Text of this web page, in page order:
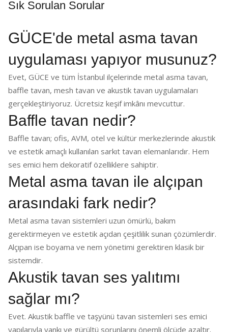
Sık Sorulan Sorular
GÜCE'de metal asma tavan
uygulaması yapıyor musunuz?
Evet, GÜCE ve tüm İstanbul ilçelerinde metal asma tavan,
baffle tavan, mesh tavan ve akustik tavan uygulamaları
gerçekleştiriyoruz. Ücretsiz keşif imkânı mevcuttur.
Baffle tavan nedir?
Baffle tavan; ofis, AVM, otel ve kültür merkezlerinde akustik
ve estetik amaçlı kullanılan sarkıt tavan elemanlarıdır. Hem
ses emici hem dekoratif özelliklere sahiptir.
Metal asma tavan ile alçıpan
arasındaki fark nedir?
Metal asma tavan sistemleri uzun ömürlü, bakım
gerektirmeyen ve estetik açıdan çeşitlilik sunan çözümlerdir.
Alçıpan ise boyama ve nem yönetimi gerektiren klasik bir
sistemdir.
Akustik tavan ses yalıtımı
sağlar mı?
Evet. Akustik baffle ve taşyünü tavan sistemleri ses emici
yapılarıyla yankı ve gürültü sorunlarını önemli ölçüde azaltır.